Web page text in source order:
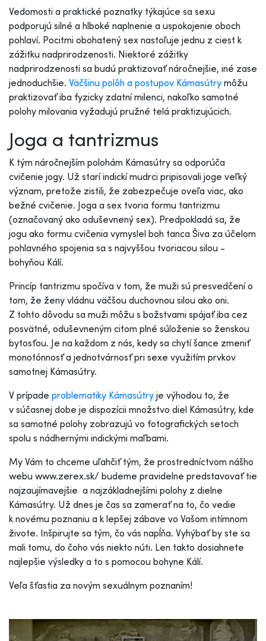
Vedomosti a praktické poznatky týkajúce sa sexu
podporujú silné a hlboké naplnenie a uspokojenie oboch
pohlaví. Pocitmi obohatený sex nastoľuje jednu z ciest k
zážitku nadprirodzenosti. Niektoré zážitky
nadprirodzenosti sa budú praktizovať náročnejšie, iné zase
jednoduchšie. Väčšinu polôh a postupov Kámasútry môžu
praktizovať iba fyzicky zdatní milenci, nakoľko samotné
polohy milovania vyžadujú pružné telá praktizujúcich.
Joga a tantrizmus
K tým náročnejším polohám Kámasútry sa odporúča
cvičenie jogy. Už starí indickí mudrci pripisovali joge veľký
význam, pretože zistili, že zabezpečuje oveľa viac, ako
bežné cvičenie. Joga a sex tvoria formu tantrizmu
(označovaný ako oduševnený sex). Predpokladá sa, že
jogu ako formu cvičenia vymyslel boh tanca Šiva za účelom
pohlavného spojenia sa s najvyššou tvoriacou silou -
bohyňou Kálí.
Princíp tantrizmu spočíva v tom, že muži sú presvedčení o
tom, že ženy vládnu väčšou duchovnou silou ako oni.
Z tohto dôvodu sa muži môžu s božstvami spájať iba cez
posvätné, oduševneným citom plné súloženie so ženskou
bytosťou. Je na každom z nás, kedy sa chytí šance zmeniť
monotónnosť a jednotvárnosť pri sexe využitím prvkov
samotnej Kámasútry.
V prípade problematiky Kámasútry je výhodou to, že
v súčasnej dobe je dispozícii množstvo diel Kámasútry, kde
sa samotné polohy zobrazujú vo fotografických setoch
spolu s nádhernými indickými maľbami.
My Vám to chceme uľahčiť tým, že prostredníctvom nášho
webu www.zerex.sk/ budeme pravidelne predstavovať tie
najzaujímavejšie a najzákladnejšími polohy z dielne
Kámasútry. Už dnes je čas sa zamerať na to, čo vedie
k novému poznaniu a k lepšej zábave vo Vašom intímnom
živote. Inšpirujte sa tým, čo vás napĺňa. Vyhýbať by ste sa
mali tomu, do čoho vás niekto núti. Len takto dosiahnete
najlepšie výsledky a to s pomocou bohyne Kálí.
Veľa šťastia za novým sexuálnym poznaním!